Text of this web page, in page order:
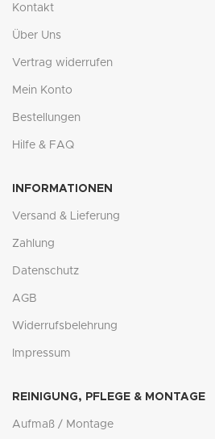
Kontakt
Über Uns
Vertrag widerrufen
Mein Konto
Bestellungen
Hilfe & FAQ
INFORMATIONEN
Versand & Lieferung
Zahlung
Datenschutz
AGB
Widerrufsbelehrung
Impressum
REINIGUNG, PFLEGE & MONTAGE
Aufmaß / Montage